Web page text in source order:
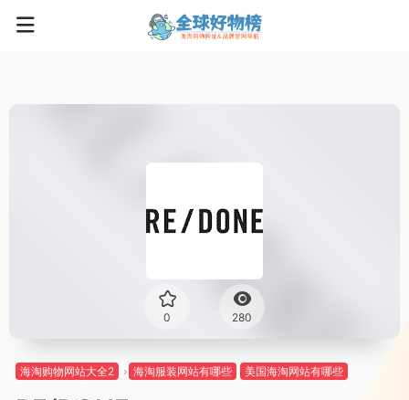
0 280
海淘购物网站大全2 海淘服装网站有哪些 美国海淘网站有哪些